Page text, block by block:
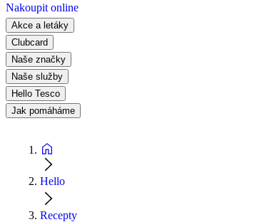
Nakoupit online
Akce a letáky
Clubcard
Naše značky
Naše služby
Hello Tesco
Jak pomáháme
Hello
Recepty